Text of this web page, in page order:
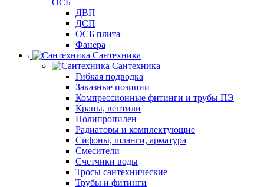
ОСБ
ДВП
ДСП
ОСБ плита
Фанера
Сантехника
Сантехника
Гибкая подводка
Заказные позиции
Компрессионные фитинги и трубы ПЭ
Краны, вентили
Полипропилен
Радиаторы и комплектующие
Сифоны, шланги, арматура
Смесители
Счетчики воды
Тросы сантехнические
Трубы и фитинги